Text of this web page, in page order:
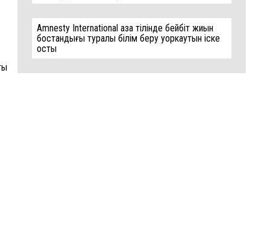
Amnesty International қазақ тілінде бейбіт жиын
бостандығы туралы білім беру уоркаутын іске
қосты